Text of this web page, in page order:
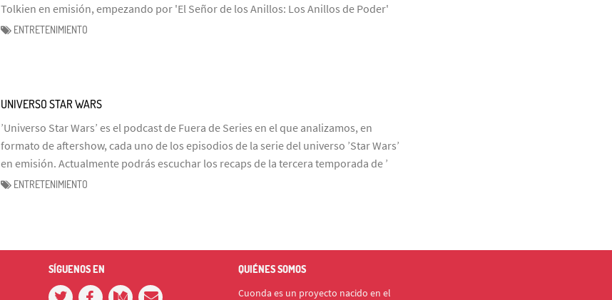
Tolkien en emisión, empezando por 'El Señor de los Anillos: Los Anillos de Poder'
ENTRETENIMIENTO
UNIVERSO STAR WARS
’Universo Star Wars’ es el podcast de Fuera de Series en el que analizamos, en
formato de aftershow, cada uno de los episodios de la serie del universo ’Star Wars’
en emisión. Actualmente podrás escuchar los recaps de la tercera temporada de ’
ENTRETENIMIENTO
SÍGUENOS EN QUIÉNES SOMOS
Cuonda es un proyecto nacido en el